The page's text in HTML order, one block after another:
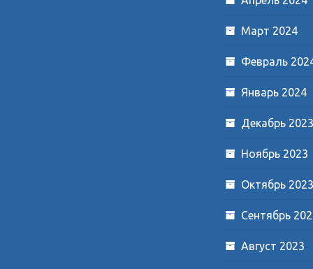
Март 2024
Февраль
Январь 2024
Декабрь 2023
Ноябрь 2023
Октябрь 2023
Сентябрь
Август 2023